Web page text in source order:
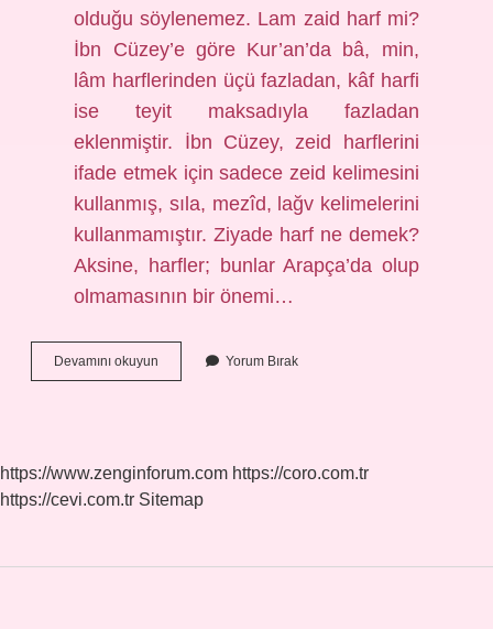
olduğu söylenemez. Lam zaid harf mi?
İbn Cüzey’e göre Kur’an’da bâ, min,
lâm harflerinden üçü fazladan, kâf harfi
ise teyit maksadıyla fazladan
eklenmiştir. İbn Cüzey, zeid harflerini
ifade etmek için sadece zeid kelimesini
kullanmış, sıla, mezîd, lağv kelimelerini
kullanmamıştır. Ziyade harf ne demek?
Aksine, harfler; bunlar Arapça’da olup
olmamasının bir önemi…
Devamını okuyun
Harfler
Yorum Bırak
https://www.zenginforum.com https://coro.com.tr
https://cevi.com.tr Sitemap